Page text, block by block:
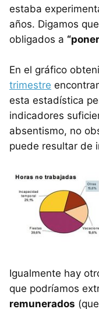
estaba
años. Digamos
obligados a
En el gráfico
trimestre
esta estadística
indicadores
absentismo, no
puede resultar de
Igualmente hay
que podríamos
remunerados